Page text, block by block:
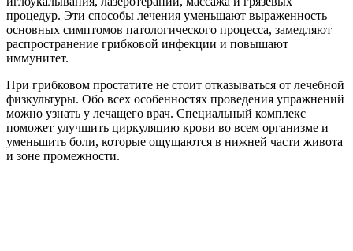
процедур. Эти способы лечения уменьшают выраженность
основных симптомов патологического процесса, замедляют
распространение грибковой инфекции и повышают
иммунитет.
При грибковом простатите не стоит отказываться от лечебной
физкультуры. Обо всех особенностях проведения упражнений
можно узнать у лечащего врач. Специальный комплекс
поможет улучшить циркуляцию крови во всем организме и
уменьшить боли, которые ощущаются в нижней части живота
и зоне промежности.